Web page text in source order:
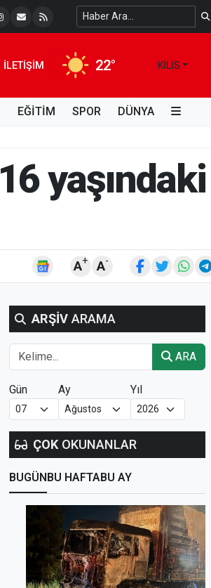
Kuyusu Temiz Suya Erişimde Kalıcı Bir Çözüm
İLETIŞIM 22° KILIS
EĞİTİM SPOR DÜNYA
yaşındaki
A+ A-
ARŞİV ARAMA
ARA
Gün Ay Yıl
ÇOK OKUNANLAR
BUGÜNBU HAFTABU AY